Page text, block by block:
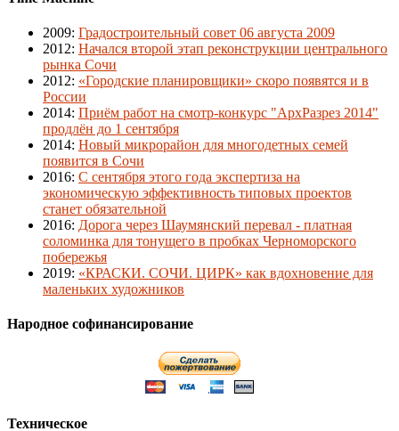
2009: Градостроительный совет 06 августа 2009
2012: Начался второй этап реконструкции центрального
рынка Сочи
2012: «Городские планировщики» скоро появятся и в
России
2014: Приём работ на смотр-конкурс "АрхРазрез 2014"
продлён до 1 сентября
2014: Новый микрорайон для многодетных семей
появится в Сочи
2016: С сентября этого года экспертиза на
экономическую эффективность типовых проектов
станет обязательной
2016: Дорога через Шаумянский перевал - платная
соломинка для тонущего в пробках Черноморского
побережья
2019: «КРАСКИ. СОЧИ. ЦИРК» как вдохновение для
маленьких художников
Народное софинансирование
Техническое